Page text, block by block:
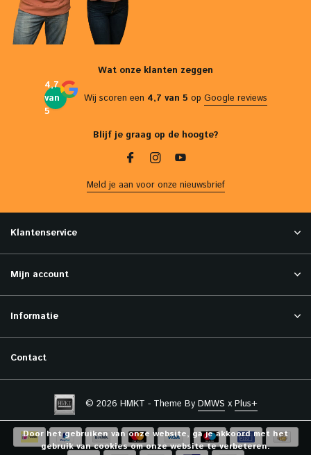
Wat onze klanten zeggen
4,7
van
5
Wij scoren een 4,7 van 5 op Google reviews
Blijf je graag op de hoogte?
Meld je aan voor onze nieuwsbrief
Klantenservice
Mijn account
Informatie
Contact
© 2026 HMKT - Theme By DMWS x Plus+
Door het gebruiken van onze website, ga je akkoord met het
gebruik van cookies om onze website te verbeteren.